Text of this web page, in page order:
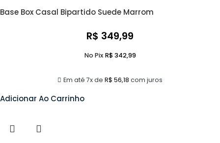
Base Box Casal Bipartido Suede Marrom
R$ 349,99
Em até 7x de R$ 56,18 com juros
No Pix R$342,99
Adicionar Ao Carrinho